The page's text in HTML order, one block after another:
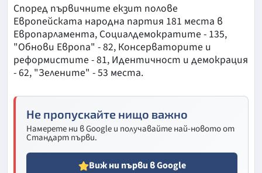
Според първичните екзит полове
Европейската народна партия 181 места в
Европарламента, Социалдемократите - 135,
"Обнови Европа" - 82, Консерваторите и
реформистите - 81, Идентичност и демокрация
- 62, "Зелените" - 53 места.
Не пропускайте нищо важно
Намерете ни в Google и получавайте най-новото от
Стандарт първи.
Виж ни първи в Google